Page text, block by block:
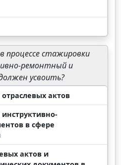
процессе стажировки
ремонтный и
усвоить?
актов
в сфере
актов и